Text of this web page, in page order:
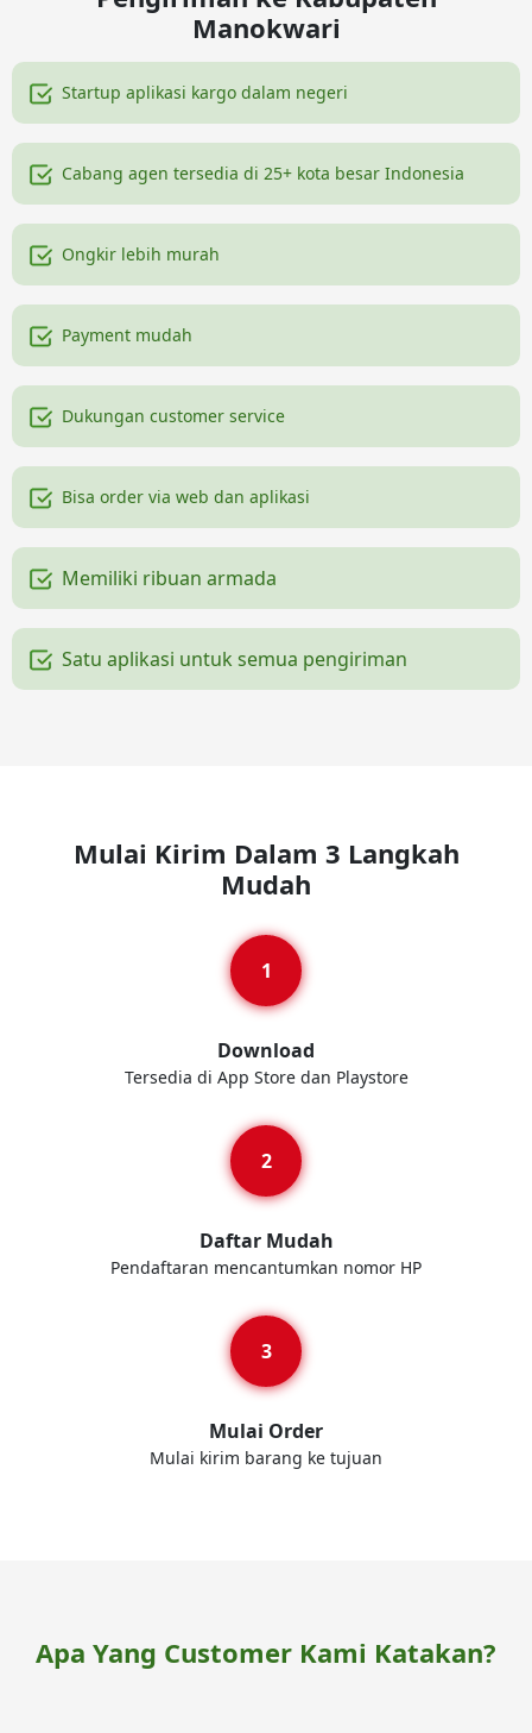
Manokwari
Startup aplikasi kargo dalam negeri
Cabang agen tersedia di 25+ kota besar Indonesia
Ongkir lebih murah
Payment mudah
Dukungan customer service
Bisa order via web dan aplikasi
Memiliki ribuan armada
Satu aplikasi untuk semua pengiriman
Mulai Kirim Dalam 3 Langkah
Mudah
Download
Tersedia di App Store dan Playstore
Daftar Mudah
Pendaftaran mencantumkan nomor HP
Mulai Order
Mulai kirim barang ke tujuan
Apa Yang Customer Kami Katakan?